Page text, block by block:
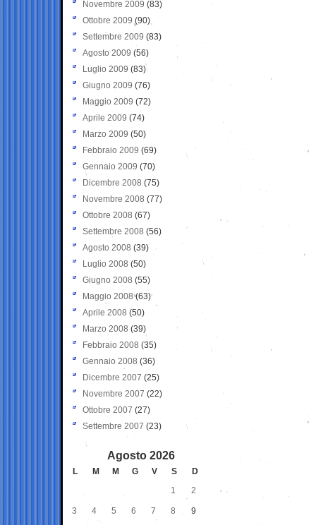
Novembre 2009 (83)
Ottobre 2009 (90)
Settembre 2009 (83)
Agosto 2009 (56)
Luglio 2009 (83)
Giugno 2009 (76)
Maggio 2009 (72)
Aprile 2009 (74)
Marzo 2009 (50)
Febbraio 2009 (69)
Gennaio 2009 (70)
Dicembre 2008 (75)
Novembre 2008 (77)
Ottobre 2008 (67)
Settembre 2008 (56)
Agosto 2008 (39)
Luglio 2008 (50)
Giugno 2008 (55)
Maggio 2008(63)
Aprile 2008 (50)
Marzo 2008 (39)
Febbraio 2008 (35)
Gennaio 2008 (36)
Dicembre 2007 (25)
Novembre 2007 (22)
Ottobre 2007 (27)
Settembre 2007 (23)
Agosto 2026
L M M G V S
D
1
2
3 4 5 6 7 8 9